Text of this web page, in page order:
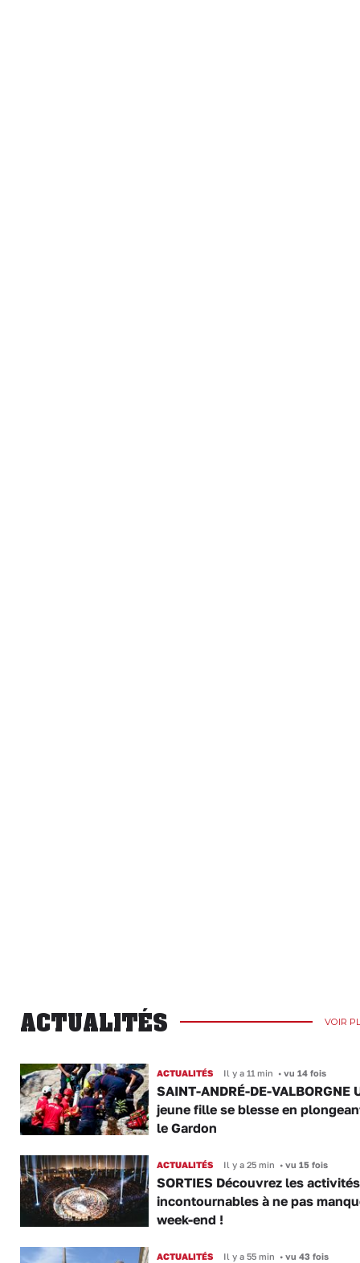
ACTUALITÉS VOIR
ACTUALITÉS Il y a 11 min •vu 14 fois
SAINT-ANDRÉ-DE-VALBORGNE
jeune fille se blesse en
le Gardon
ACTUALITÉS Il y a 25 min •vu 15 fois
SORTIES Découvrez les activités
incontournables à ne pas
week-end !
ACTUALITÉS Il y a 55 min •vu 43 fois